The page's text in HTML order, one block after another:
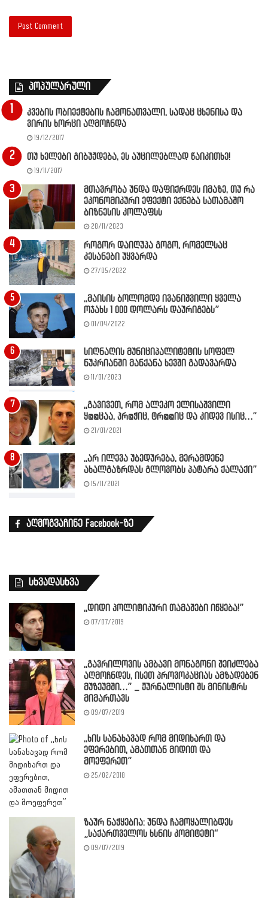
პოპულარული
კვების ობიექტების ჩამონათვალი, სადაც ცხენისა და
ვირის ხორცი აღმოჩნდა
19/12/2017
თუ ხელები გიბუჟდება, ეს აუცილებლად წაიკითხე!
19/11/2017
მთავრობა უნდა დაფიქრდეს იმაზე, თუ რა
ეკონომიკური ეფექტი ექნება სათამაშო
ბიზნესის კოლაფსს
28/11/2023
როგორ დაიღუპა გოგო, რომელსაც
კესანები უყვარდა
27/05/2022
,,მაისის ბოლომდე ივანიშვილი ყველა
ოჯახს 1 000 დოლარს დაურიგებს”
01/04/2022
სიღნაღის მუნიციპალიტეტის სოფელ
ნუკრიანში მანქანა ხევში გადავარდა
11/01/2023
,,გავივეთ, რომ ალეკო ელისაშვილი
ყ@@ცაა, პრ@ჭიც, ტრ@@იც და კიდევ ისიც…”
21/01/2021
,,არ ილევა უბედურება, მერამდენე
ახალგაზრდას გლოვობს პატარა ქალაქი”
15/11/2021
აღმოგვაჩინე Facebook-ზე
სხვადასხვა
,,დიდი პოლიტიკური თამაშები იწყება!”
07/07/2019
,,გავრილოვის ამბავი მონაგონი შეიძლება
აღმოჩნდეს, ისეთ პროვოკაციას ამზადებენ
მუზეუმში…” _ ჟურნალისტი შს მინისტრს
მიმართავს
09/07/2019
,,ხის სანახავად რომ მიდიხართ და
ეფერებით, ამათთან მიდით და
მოეფერეთ”
25/02/2018
ზაურ ნაჭყებია: უნდა ჩამოყალიბდეს
„საქართველოს ხსნის კომიტეტი“
09/07/2019